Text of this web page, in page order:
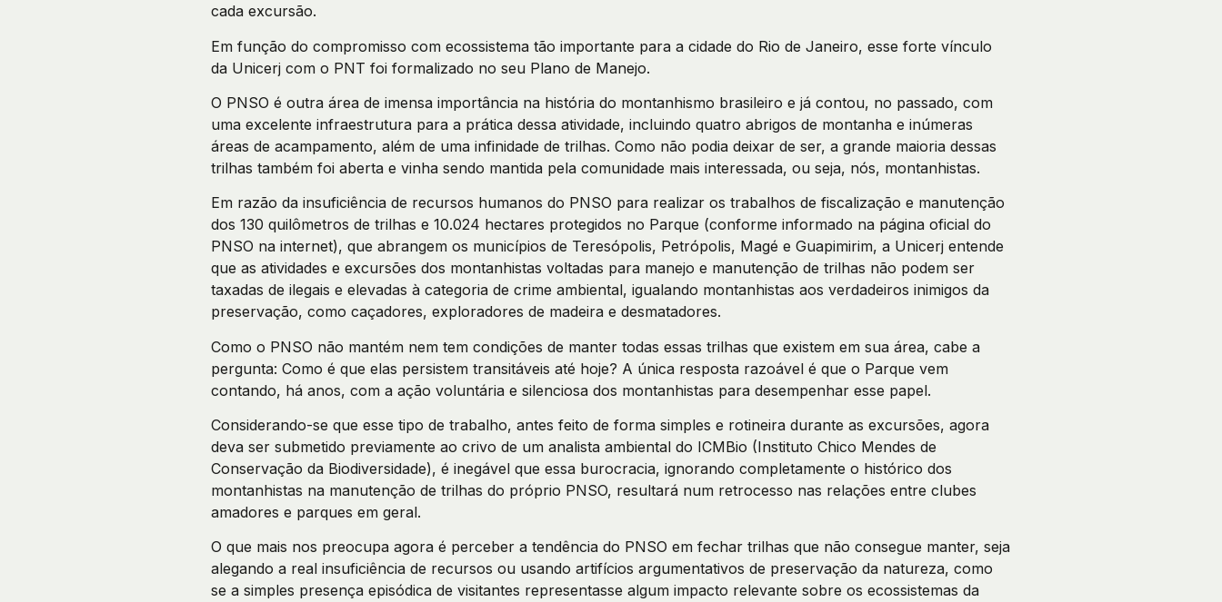
cada excursão.
Em função do compromisso com ecossistema tão importante para a cidade do Rio de Janeiro, esse forte vínculo
da Unicerj com o PNT foi formalizado no seu Plano de Manejo.
O PNSO é outra área de imensa importância na história do montanhismo brasileiro e já contou, no passado, com
uma excelente infraestrutura para a prática dessa atividade, incluindo quatro abrigos de montanha e inúmeras
áreas de acampamento, além de uma infinidade de trilhas. Como não podia deixar de ser, a grande maioria dessas
trilhas também foi aberta e vinha sendo mantida pela comunidade mais interessada, ou seja, nós, montanhistas.
Em razão da insuficiência de recursos humanos do PNSO para realizar os trabalhos de fiscalização e manutenção
dos 130 quilômetros de trilhas e 10.024 hectares protegidos no Parque (conforme informado na página oficial do
PNSO na internet), que abrangem os municípios de Teresópolis, Petrópolis, Magé e Guapimirim, a Unicerj entende
que as atividades e excursões dos montanhistas voltadas para manejo e manutenção de trilhas não podem ser
taxadas de ilegais e elevadas à categoria de crime ambiental, igualando montanhistas aos verdadeiros inimigos da
preservação, como caçadores, exploradores de madeira e desmatadores.
Como o PNSO não mantém nem tem condições de manter todas essas trilhas que existem em sua área, cabe a
pergunta: Como é que elas persistem transitáveis até hoje? A única resposta razoável é que o Parque vem
contando, há anos, com a ação voluntária e silenciosa dos montanhistas para desempenhar esse papel.
Considerando-se que esse tipo de trabalho, antes feito de forma simples e rotineira durante as excursões, agora
deva ser submetido previamente ao crivo de um analista ambiental do ICMBio (Instituto Chico Mendes de
Conservação da Biodiversidade), é inegável que essa burocracia, ignorando completamente o histórico dos
montanhistas na manutenção de trilhas do próprio PNSO, resultará num retrocesso nas relações entre clubes
amadores e parques em geral.
O que mais nos preocupa agora é perceber a tendência do PNSO em fechar trilhas que não consegue manter, seja
alegando a real insuficiência de recursos ou usando artifícios argumentativos de preservação da natureza, como
se a simples presença episódica de visitantes representasse algum impacto relevante sobre os ecossistemas da